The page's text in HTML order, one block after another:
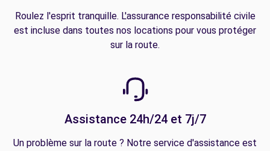
Roulez l'esprit tranquille. L'assurance responsabilité civile
est incluse dans toutes nos locations pour vous protéger
sur la route.
Assistance 24h/24 et 7j/7
Un problème sur la route ? Notre service d'assistance est